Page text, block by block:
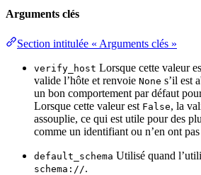
Arguments clés
Section intitulée « Arguments clés »
verify_host Lorsque cette valeur
valide l’hôte et renvoie None s’il est
un bon comportement par défaut
Lorsque cette valeur est False, la
assouplie, ce qui est utile pour des
comme un identifiant ou n’en ont
default_schema Utilisé quand
schema://.